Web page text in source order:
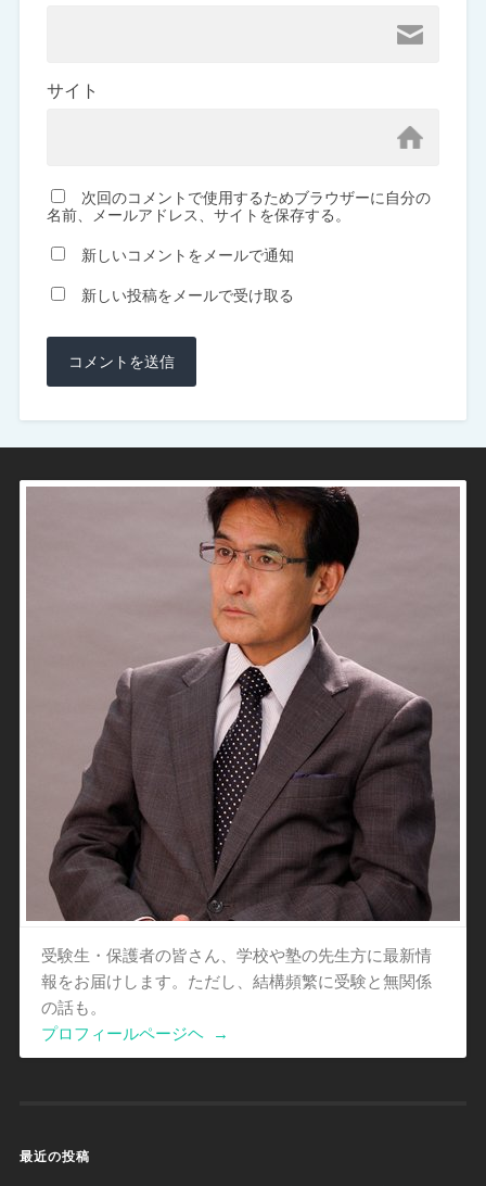
サイト
次回のコメントで使用するためブラウザーに自分の
名前、メールアドレス、サイトを保存する。
新しいコメントをメールで通知
新しい投稿をメールで受け取る
受験生・保護者の皆さん、学校や塾の先生方に最新情
報をお届けします。ただし、結構頻繁に受験と無関係
の話も。
プロフィールページヘ
→
最近の投稿